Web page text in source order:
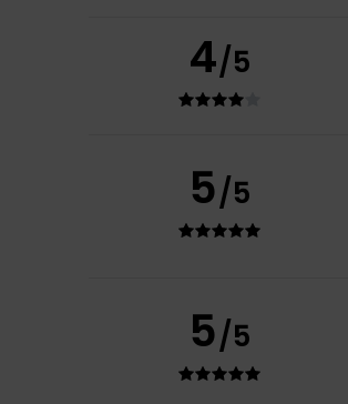
4/5
5/5
5/5